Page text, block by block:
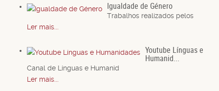
Igualdade de Género
Trabalhos realizados pelos
Ler mais...
Youtube Línguas e
Humanid...
Canal de Línguas e Humanid
Ler mais...